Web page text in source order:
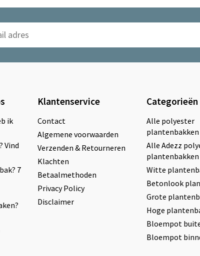
ik
Vind
7
Klantenservice
Contact
Algemene voorwaarden
Verzenden & Retourneren
Klachten
Betaalmethoden
Privacy Policy
Disclaimer
Categorieën
Alle polyester
plantenbakken
Alle Adezz
plantenbakken
Witte
Betonlook
Grote
Hoge
Bloempot
Bloempot